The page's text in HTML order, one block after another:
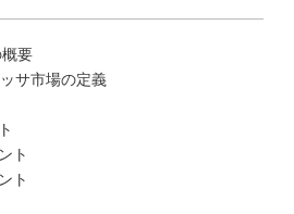
要
サ市場の定義
ト
ト